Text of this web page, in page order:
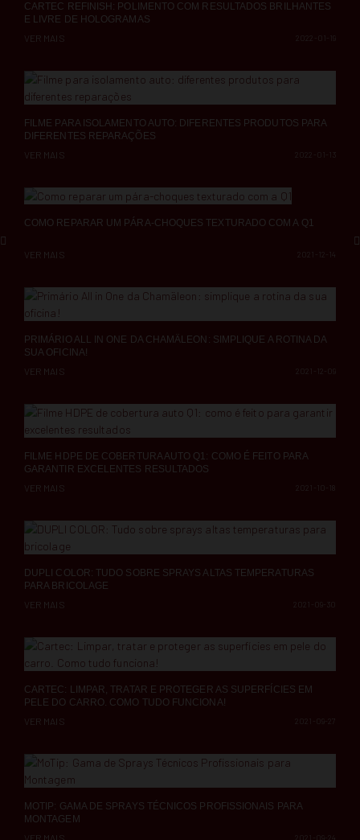
CARTEC REFINISH: POLIMENTO COM RESULTADOS BRILHANTES
E LIVRE DE HOLOGRAMAS
VER MAIS
FILME PARA ISOLAMENTO AUTO: DIFERENTES PRODUTOS PARA
DIFERENTES REPARAÇÕES
VER MAIS
COMO REPARAR UM PÁRA-CHOQUES TEXTURADO COM A Q1
2021-12-14
VER MAIS
PRIMÁRIO ALL IN ONE DA CHAMÄLEON: SIMPLIQUE A ROTINA DA
SUA OFICINA!
VER MAIS
FILME HDPE DE COBERTURA AUTO Q1: COMO É FEITO PARA
GARANTIR EXCELENTES RESULTADOS
2021-10-18
VER MAIS
DUPLI COLOR: TUDO SOBRE SPRAYS ALTAS TEMPERATURAS
PARA BRICOLAGE
VER MAIS
CARTEC: LIMPAR, TRATAR E PROTEGER AS SUPERFÍCIES EM
PELE DO CARRO. COMO TUDO FUNCIONA!
2021-09-27
VER MAIS
MOTIP: GAMA DE SPRAYS TÉCNICOS PROFISSIONAIS PARA
MONTAGEM
2021-09-24
VER MAIS